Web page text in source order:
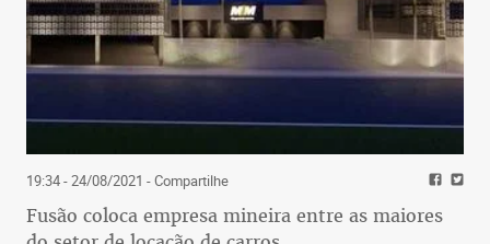
19:34 - 24/08/2021 - Compartilhe
Fusão coloca empresa mineira entre as maiores